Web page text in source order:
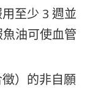
至少 3 週並
油可使血管
）的非自願